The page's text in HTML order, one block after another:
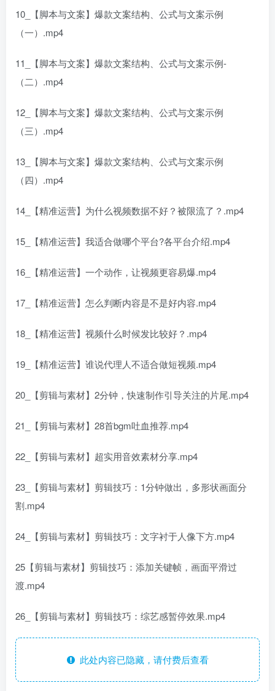
10_【脚本与文案】爆款文案结构、公式与文案示例
（一）.mp4
11_【脚本与文案】爆款文案结构、公式与文案示例-
（二）.mp4
12_【脚本与文案】爆款文案结构、公式与文案示例
（三）.mp4
13_【脚本与文案】爆款文案结构、公式与文案示例
（四）.mp4
14_【精准运营】为什么视频数据不好？被限流了？.mp4
15_【精准运营】我适合做哪个平台?各平台介绍.mp4
16_【精准运营】一个动作，让视频更容易爆.mp4
17_【精准运营】怎么判断内容是不是好内容.mp4
18_【精准运营】视频什么时候发比较好？.mp4
19_【精准运营】谁说代理人不适合做短视频.mp4
20_【剪辑与素材】2分钟，快速制作引导关注的片尾.mp4
21_【剪辑与素材】28首bgm吐血推荐.mp4
22_【剪辑与素材】超实用音效素材分享.mp4
23_【剪辑与素材】剪辑技巧：1分钟做出，多形状画面分
割.mp4
24_【剪辑与素材】剪辑技巧：文字衬于人像下方.mp4
25【剪辑与素材】剪辑技巧：添加关键帧，画面平滑过
渡.mp4
26_【剪辑与素材】剪辑技巧：综艺感暂停效果.mp4
此处内容已隐藏，请付费后查看